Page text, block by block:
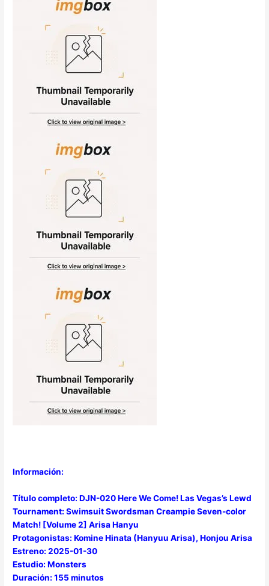
Información:
Título completo: DJN-020 Here We Come! Las Vegas’s Lewd
Tournament: Swimsuit Swordsman Creampie Seven-color
Match! [Volume 2] Arisa Hanyu
Protagonistas: Komine Hinata (Hanyuu Arisa), Honjou Arisa
Estreno: 2025-01-30
Estudio: Monsters
Duración: 155 minutos